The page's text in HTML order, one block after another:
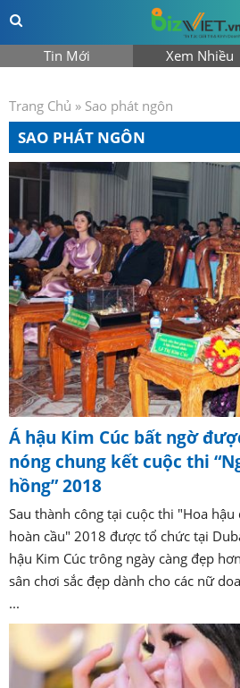
Tin Mới Xem Nhiều
Trang Chủ » Sao phát ngôn
SAO PHÁT NGÔN
Á hậu Kim Cúc bất ngờ
nóng chung kết cuộc thi
hồng” 2018
Sau thành công tại cuộc thi "Hoa
hoàn cầu" 2018 được tổ chức tại
hậu Kim Cúc trông ngày càng đẹp
sân chơi sắc đẹp dành cho các nữ
...